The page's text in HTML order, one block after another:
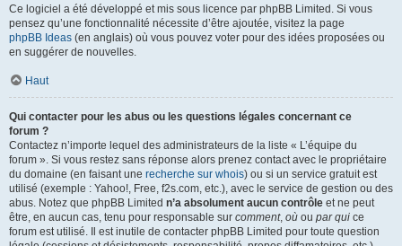
Ce logiciel a été développé et mis sous licence par phpBB Limited. Si vous
pensez qu’une fonctionnalité nécessite d’être ajoutée, visitez la page
phpBB Ideas (en anglais) où vous pouvez voter pour des idées proposées ou
en suggérer de nouvelles.
Haut
Qui contacter pour les abus ou les questions légales concernant ce
forum ?
Contactez n’importe lequel des administrateurs de la liste « L’équipe du
forum ». Si vous restez sans réponse alors prenez contact avec le propriétaire
du domaine (en faisant une recherche sur whois) ou si un service gratuit est
utilisé (exemple : Yahoo!, Free, f2s.com, etc.), avec le service de gestion ou des
abus. Notez que phpBB Limited n’a absolument aucun contrôle et ne peut
être, en aucun cas, tenu pour responsable sur comment, où ou par qui ce
forum est utilisé. Il est inutile de contacter phpBB Limited pour toute question